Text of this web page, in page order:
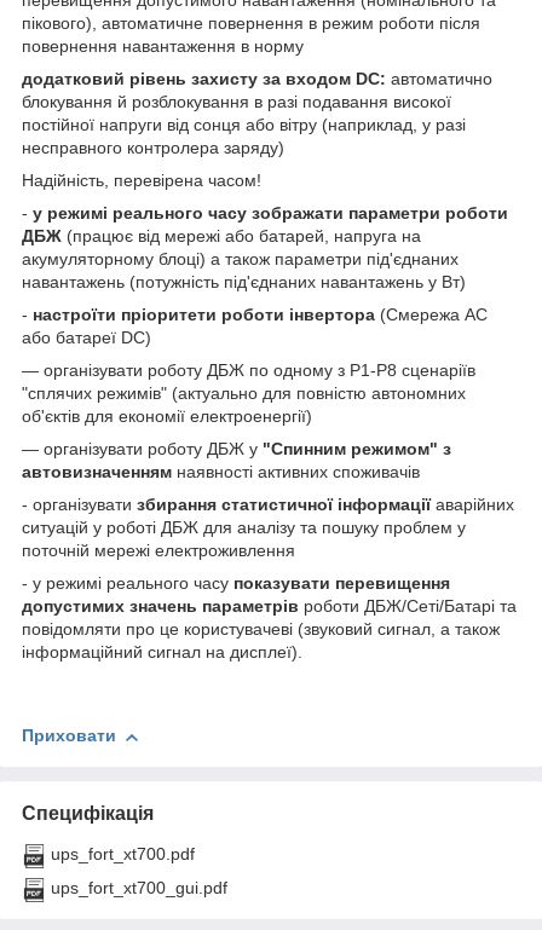
пікового), автоматичне повернення в режим роботи після
повернення навантаження в норму
додатковий рівень захисту за входом DC: автоматично
блокування й розблокування в разі подавання високої
постійної напруги від сонця або вітру (наприклад, у разі
несправного контролера заряду)
Надійність, перевірена часом!
- у режимі реального часу зображати параметри роботи
ДБЖ (працює від мережі або батарей, напруга на
акумуляторному блоці) а також параметри під'єднаних
навантажень (потужність під'єднаних навантажень у Вт)
- настроїти пріоритети роботи інвертора (Смережа АС
або батареї DC)
— організувати роботу ДБЖ по одному з Р1-Р8 сценаріїв
"сплячих режимів" (актуально для повністю автономних
об'єктів для економії електроенергії)
— організувати роботу ДБЖ у "Спинним режимом" з
автовизначенням наявності активних споживачів
- організувати збирання статистичної інформаціїаварійних
ситуацій у роботі ДБЖ для аналізу та пошуку проблем у
поточній мережі електроживлення
- у режимі реального часу показувати перевищення
допустимих значень параметрів роботи ДБЖ/Сеті/Батарі та
повідомляти про це користувачеві (звуковий сигнал, а також
інформаційний сигнал на дисплеї).
Приховати
Специфікація
ups_fort_xt700.pdf
ups_fort_xt700_gui.pdf